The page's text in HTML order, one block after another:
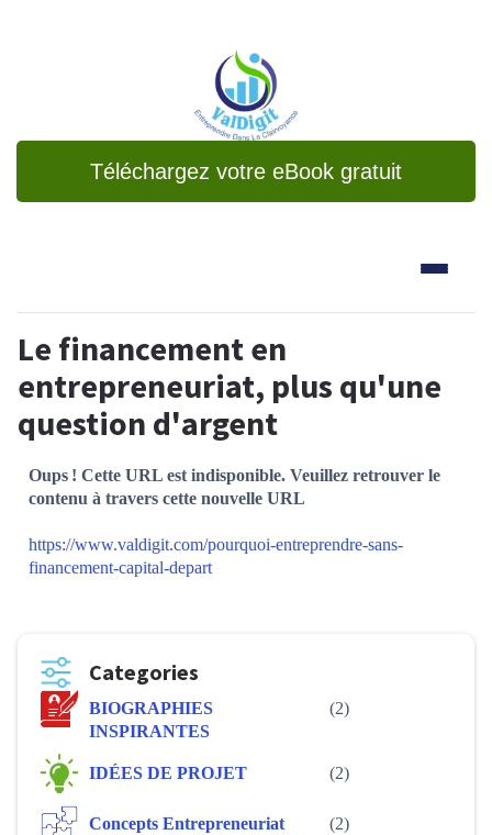
Téléchargez votre eBook gratuit
Le financement en
entrepreneuriat, plus qu'une
question d'argent
Oups ! Cette URL est indisponible. Veuillez retrouver le
contenu à travers cette nouvelle URL
https://www.valdigit.com/pourquoi-entreprendre-sans-
financement-capital-depart
Categories
BIOGRAPHIES
INSPIRANTES
(2)
IDÉES DE PROJET (2)
Concepts Entrepreneuriat (2)